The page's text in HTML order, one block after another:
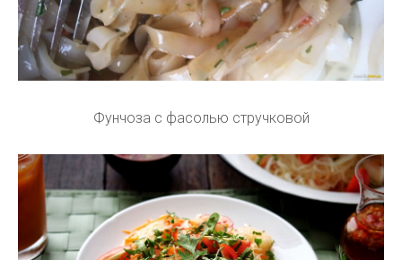
Фунчоза с фасолью стручковой